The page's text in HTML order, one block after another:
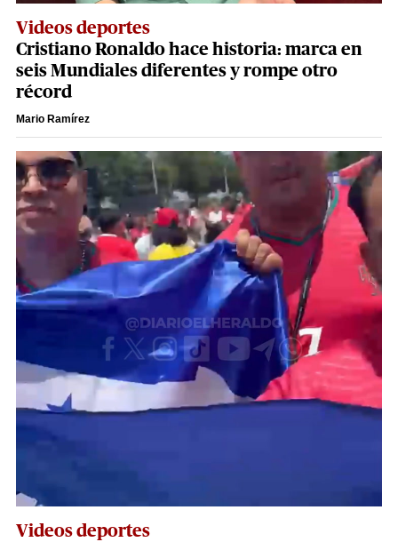
Videos deportes
Cristiano Ronaldo hace historia: marca en
seis Mundiales diferentes y rompe otro
récord
Mario Ramírez
Videos deportes